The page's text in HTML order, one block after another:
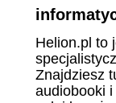
Helion.pl to
Znajdziesz
audiobooki